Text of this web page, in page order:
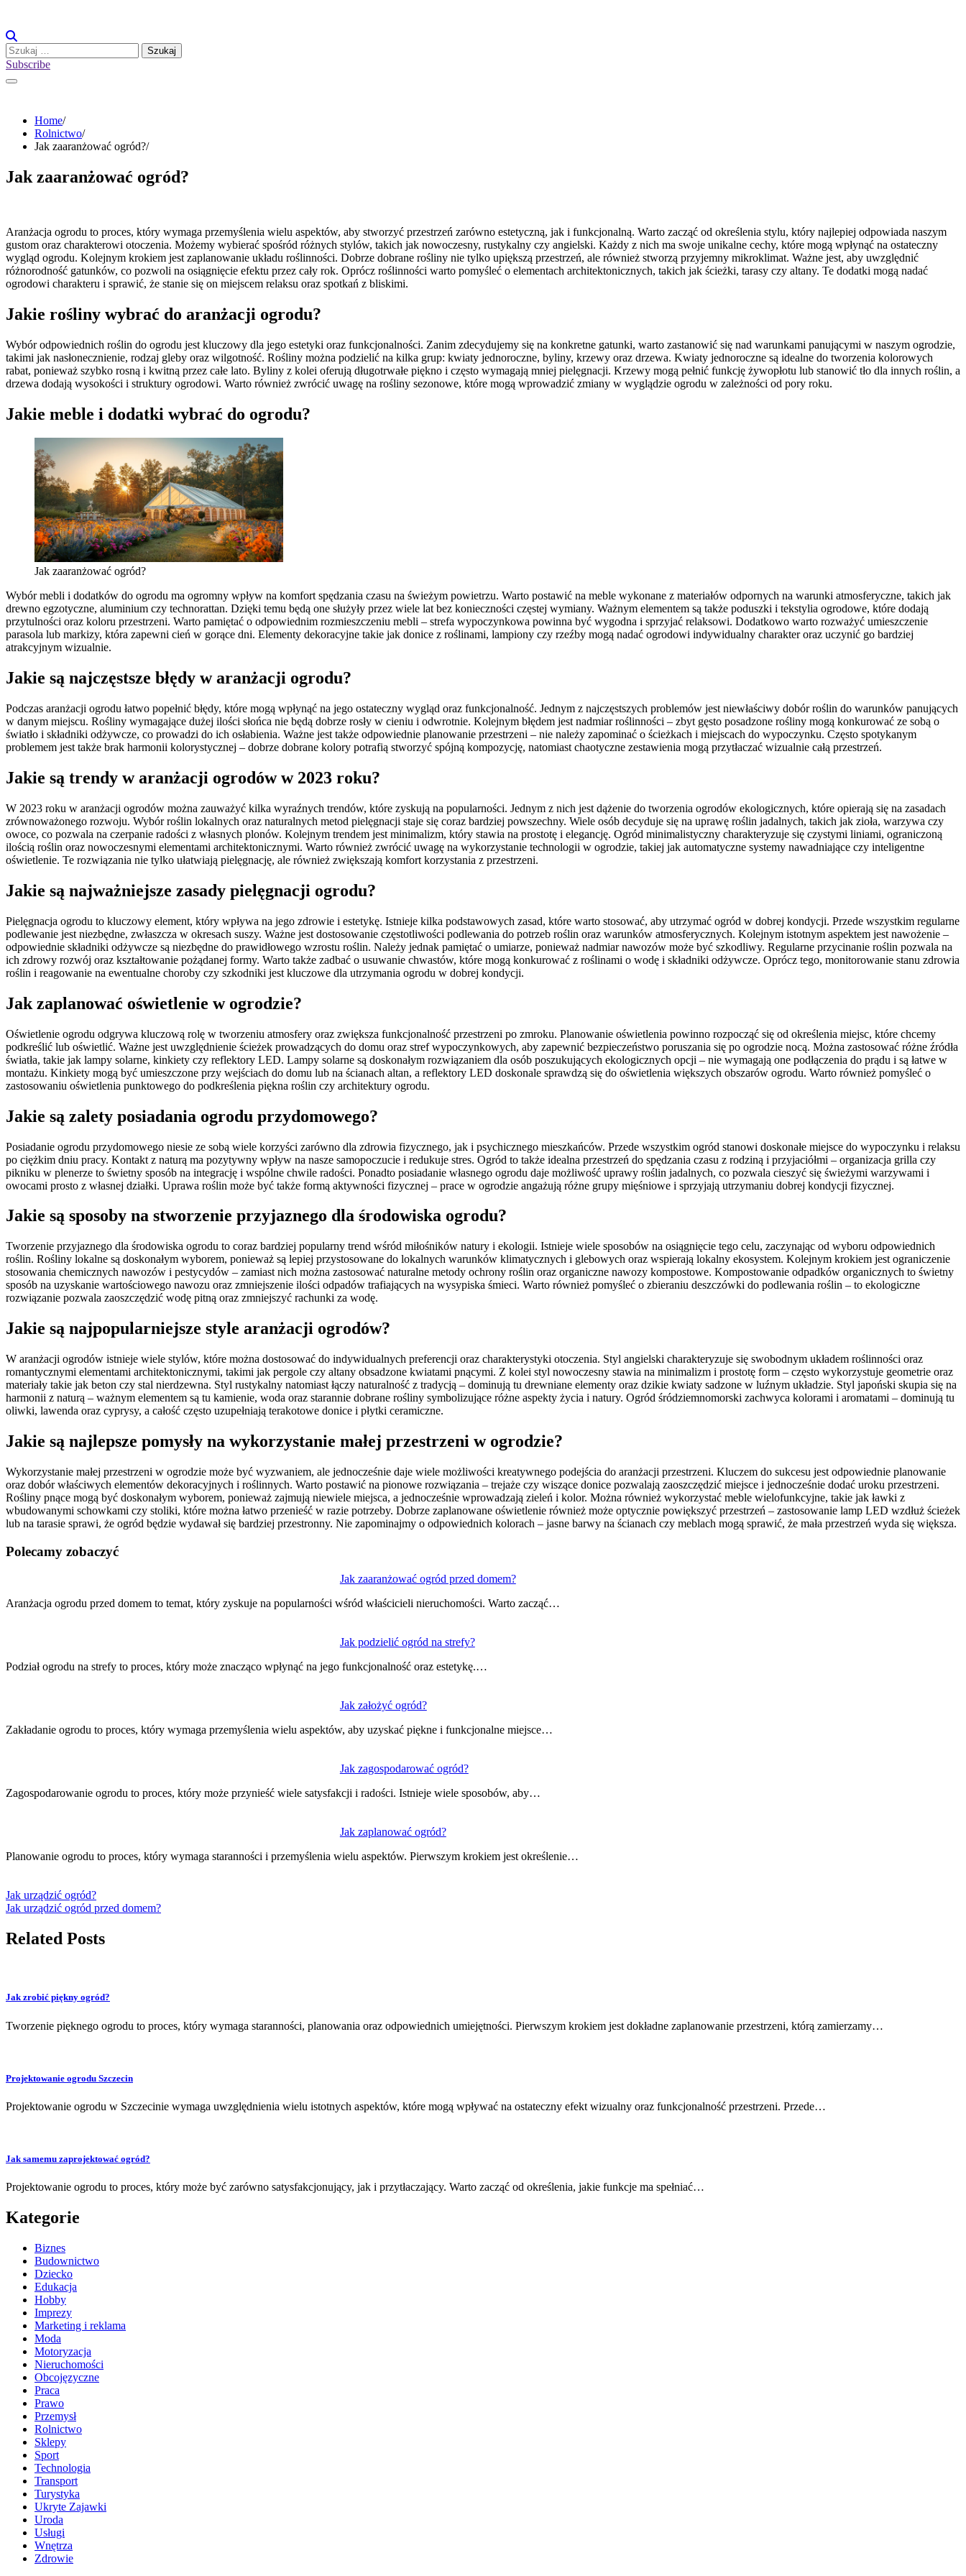
content
Szukaj:
Subscribe
Home
Rolnictwo
Jak zaaranżować ogród?
Jak zaaranżować ogród?
Aranżacja ogrodu to proces, który wymaga przemyślenia wielu aspektów, aby stworzyć przestrzeń zarówno estetyczną, jak i funkcjonalną. Warto zacząć od określenia stylu, który najlepiej odpowiada naszym
gustom oraz charakterowi otoczenia. Możemy wybierać spośród różnych stylów, takich jak nowoczesny, rustykalny czy angielski. Każdy z nich ma swoje unikalne cechy, które mogą wpłynąć na ostateczny
wygląd ogrodu. Kolejnym krokiem jest zaplanowanie układu roślinności. Dobrze dobrane rośliny nie tylko upiększą przestrzeń, ale również stworzą przyjemny mikroklimat. Ważne jest, aby uwzględnić
różnorodność gatunków, co pozwoli na osiągnięcie efektu przez cały rok. Oprócz roślinności warto pomyśleć o elementach architektonicznych, takich jak ścieżki, tarasy czy altany. Te dodatki mogą nadać
ogrodowi charakteru i sprawić, że stanie się on miejscem relaksu oraz spotkań z bliskimi.
Jakie rośliny wybrać do aranżacji ogrodu?
Wybór odpowiednich roślin do ogrodu jest kluczowy dla jego estetyki oraz funkcjonalności. Zanim zdecydujemy się na konkretne gatunki, warto zastanowić się nad warunkami panującymi w naszym ogrodzie,
takimi jak nasłonecznienie, rodzaj gleby oraz wilgotność. Rośliny można podzielić na kilka grup: kwiaty jednoroczne, byliny, krzewy oraz drzewa. Kwiaty jednoroczne są idealne do tworzenia kolorowych
rabat, ponieważ szybko rosną i kwitną przez całe lato. Byliny z kolei oferują długotrwałe piękno i często wymagają mniej pielęgnacji. Krzewy mogą pełnić funkcję żywopłotu lub stanowić tło dla innych roślin, a
drzewa dodają wysokości i struktury ogrodowi. Warto również zwrócić uwagę na rośliny sezonowe, które mogą wprowadzić zmiany w wyglądzie ogrodu w zależności od pory roku.
Jakie meble i dodatki wybrać do ogrodu?
Jak zaaranżować ogród?
Wybór mebli i dodatków do ogrodu ma ogromny wpływ na komfort spędzania czasu na świeżym powietrzu. Warto postawić na meble wykonane z materiałów odpornych na warunki atmosferyczne, takich jak
drewno egzotyczne, aluminium czy technorattan. Dzięki temu będą one służyły przez wiele lat bez konieczności częstej wymiany. Ważnym elementem są także poduszki i tekstylia ogrodowe, które dodają
przytulności oraz koloru przestrzeni. Warto pamiętać o odpowiednim rozmieszczeniu mebli – strefa wypoczynkowa powinna być wygodna i sprzyjać relaksowi. Dodatkowo warto rozważyć umieszczenie
parasola lub markizy, która zapewni cień w gorące dni. Elementy dekoracyjne takie jak donice z roślinami, lampiony czy rzeźby mogą nadać ogrodowi indywidualny charakter oraz uczynić go bardziej
atrakcyjnym wizualnie.
Jakie są najczęstsze błędy w aranżacji ogrodu?
Podczas aranżacji ogrodu łatwo popełnić błędy, które mogą wpłynąć na jego ostateczny wygląd oraz funkcjonalność. Jednym z najczęstszych problemów jest niewłaściwy dobór roślin do warunków panujących
w danym miejscu. Rośliny wymagające dużej ilości słońca nie będą dobrze rosły w cieniu i odwrotnie. Kolejnym błędem jest nadmiar roślinności – zbyt gęsto posadzone rośliny mogą konkurować ze sobą o
światło i składniki odżywcze, co prowadzi do ich osłabienia. Ważne jest także odpowiednie planowanie przestrzeni – nie należy zapominać o ścieżkach i miejscach do wypoczynku. Często spotykanym
problemem jest także brak harmonii kolorystycznej – dobrze dobrane kolory potrafią stworzyć spójną kompozycję, natomiast chaotyczne zestawienia mogą przytłaczać wizualnie całą przestrzeń.
Jakie są trendy w aranżacji ogrodów w 2023 roku?
W 2023 roku w aranżacji ogrodów można zauważyć kilka wyraźnych trendów, które zyskują na popularności. Jednym z nich jest dążenie do tworzenia ogrodów ekologicznych, które opierają się na zasadach
zrównoważonego rozwoju. Wybór roślin lokalnych oraz naturalnych metod pielęgnacji staje się coraz bardziej powszechny. Wiele osób decyduje się na uprawę roślin jadalnych, takich jak zioła, warzywa czy
owoce, co pozwala na czerpanie radości z własnych plonów. Kolejnym trendem jest minimalizm, który stawia na prostotę i elegancję. Ogród minimalistyczny charakteryzuje się czystymi liniami, ograniczoną
ilością roślin oraz nowoczesnymi elementami architektonicznymi. Warto również zwrócić uwagę na wykorzystanie technologii w ogrodzie, takiej jak automatyczne systemy nawadniające czy inteligentne
oświetlenie. Te rozwiązania nie tylko ułatwiają pielęgnację, ale również zwiększają komfort korzystania z przestrzeni.
Jakie są najważniejsze zasady pielęgnacji ogrodu?
Pielęgnacja ogrodu to kluczowy element, który wpływa na jego zdrowie i estetykę. Istnieje kilka podstawowych zasad, które warto stosować, aby utrzymać ogród w dobrej kondycji. Przede wszystkim regularne
podlewanie jest niezbędne, zwłaszcza w okresach suszy. Ważne jest dostosowanie częstotliwości podlewania do potrzeb roślin oraz warunków atmosferycznych. Kolejnym istotnym aspektem jest nawożenie –
odpowiednie składniki odżywcze są niezbędne do prawidłowego wzrostu roślin. Należy jednak pamiętać o umiarze, ponieważ nadmiar nawozów może być szkodliwy. Regularne przycinanie roślin pozwala na
ich zdrowy rozwój oraz kształtowanie pożądanej formy. Warto także zadbać o usuwanie chwastów, które mogą konkurować z roślinami o wodę i składniki odżywcze. Oprócz tego, monitorowanie stanu zdrowia
roślin i reagowanie na ewentualne choroby czy szkodniki jest kluczowe dla utrzymania ogrodu w dobrej kondycji.
Jak zaplanować oświetlenie w ogrodzie?
Oświetlenie ogrodu odgrywa kluczową rolę w tworzeniu atmosfery oraz zwiększa funkcjonalność przestrzeni po zmroku. Planowanie oświetlenia powinno rozpocząć się od określenia miejsc, które chcemy
podkreślić lub oświetlić. Ważne jest uwzględnienie ścieżek prowadzących do domu oraz stref wypoczynkowych, aby zapewnić bezpieczeństwo poruszania się po ogrodzie nocą. Można zastosować różne źródła
światła, takie jak lampy solarne, kinkiety czy reflektory LED. Lampy solarne są doskonałym rozwiązaniem dla osób poszukujących ekologicznych opcji – nie wymagają one podłączenia do prądu i są łatwe w
montażu. Kinkiety mogą być umieszczone przy wejściach do domu lub na ścianach altan, a reflektory LED doskonale sprawdzą się do oświetlenia większych obszarów ogrodu. Warto również pomyśleć o
zastosowaniu oświetlenia punktowego do podkreślenia piękna roślin czy architektury ogrodu.
Jakie są zalety posiadania ogrodu przydomowego?
Posiadanie ogrodu przydomowego niesie ze sobą wiele korzyści zarówno dla zdrowia fizycznego, jak i psychicznego mieszkańców. Przede wszystkim ogród stanowi doskonałe miejsce do wypoczynku i relaksu
po ciężkim dniu pracy. Kontakt z naturą ma pozytywny wpływ na nasze samopoczucie i redukuje stres. Ogród to także idealna przestrzeń do spędzania czasu z rodziną i przyjaciółmi – organizacja grilla czy
pikniku w plenerze to świetny sposób na integrację i wspólne chwile radości. Ponadto posiadanie własnego ogrodu daje możliwość uprawy roślin jadalnych, co pozwala cieszyć się świeżymi warzywami i
owocami prosto z własnej działki. Uprawa roślin może być także formą aktywności fizycznej – prace w ogrodzie angażują różne grupy mięśniowe i sprzyjają utrzymaniu dobrej kondycji fizycznej.
Jakie są sposoby na stworzenie przyjaznego dla środowiska ogrodu?
Tworzenie przyjaznego dla środowiska ogrodu to coraz bardziej popularny trend wśród miłośników natury i ekologii. Istnieje wiele sposobów na osiągnięcie tego celu, zaczynając od wyboru odpowiednich
roślin. Rośliny lokalne są doskonałym wyborem, ponieważ są lepiej przystosowane do lokalnych warunków klimatycznych i glebowych oraz wspierają lokalny ekosystem. Kolejnym krokiem jest ograniczenie
stosowania chemicznych nawozów i pestycydów – zamiast nich można zastosować naturalne metody ochrony roślin oraz organiczne nawozy kompostowe. Kompostowanie odpadków organicznych to świetny
sposób na uzyskanie wartościowego nawozu oraz zmniejszenie ilości odpadów trafiających na wysypiska śmieci. Warto również pomyśleć o zbieraniu deszczówki do podlewania roślin – to ekologiczne
rozwiązanie pozwala zaoszczędzić wodę pitną oraz zmniejszyć rachunki za wodę.
Jakie są najpopularniejsze style aranżacji ogrodów?
W aranżacji ogrodów istnieje wiele stylów, które można dostosować do indywidualnych preferencji oraz charakterystyki otoczenia. Styl angielski charakteryzuje się swobodnym układem roślinności oraz
romantycznymi elementami architektonicznymi, takimi jak pergole czy altany obsadzone kwiatami pnącymi. Z kolei styl nowoczesny stawia na minimalizm i prostotę form – często wykorzystuje geometrie oraz
materiały takie jak beton czy stal nierdzewna. Styl rustykalny natomiast łączy naturalność z tradycją – dominują tu drewniane elementy oraz dzikie kwiaty sadzone w luźnym układzie. Styl japoński skupia się na
harmonii z naturą – ważnym elementem są tu kamienie, woda oraz starannie dobrane rośliny symbolizujące różne aspekty życia i natury. Ogród śródziemnomorski zachwyca kolorami i aromatami – dominują tu
oliwki, lawenda oraz cyprysy, a całość często uzupełniają terakotowe donice i płytki ceramiczne.
Jakie są najlepsze pomysły na wykorzystanie małej przestrzeni w ogrodzie?
Wykorzystanie małej przestrzeni w ogrodzie może być wyzwaniem, ale jednocześnie daje wiele możliwości kreatywnego podejścia do aranżacji przestrzeni. Kluczem do sukcesu jest odpowiednie planowanie
oraz dobór właściwych elementów dekoracyjnych i roślinnych. Warto postawić na pionowe rozwiązania – trejaże czy wiszące donice pozwalają zaoszczędzić miejsce i jednocześnie dodać uroku przestrzeni.
Rośliny pnące mogą być doskonałym wyborem, ponieważ zajmują niewiele miejsca, a jednocześnie wprowadzają zieleń i kolor. Można również wykorzystać meble wielofunkcyjne, takie jak ławki z
wbudowanymi schowkami czy stoliki, które można łatwo przenieść w razie potrzeby. Dobrze zaplanowane oświetlenie również może optycznie powiększyć przestrzeń – zastosowanie lamp LED wzdłuż ścieżek
lub na tarasie sprawi, że ogród będzie wydawał się bardziej przestronny. Nie zapominajmy o odpowiednich kolorach – jasne barwy na ścianach czy meblach mogą sprawić, że mała przestrzeń wyda się większa.
Polecamy zobaczyć
Jak zaaranżować ogród przed domem?
Aranżacja ogrodu przed domem to temat, który zyskuje na popularności wśród właścicieli nieruchomości. Warto zacząć…
Jak podzielić ogród na strefy?
Podział ogrodu na strefy to proces, który może znacząco wpłynąć na jego funkcjonalność oraz estetykę.…
Jak założyć ogród?
Zakładanie ogrodu to proces, który wymaga przemyślenia wielu aspektów, aby uzyskać piękne i funkcjonalne miejsce…
Jak zagospodarować ogród?
Zagospodarowanie ogrodu to proces, który może przynieść wiele satysfakcji i radości. Istnieje wiele sposobów, aby…
Jak zaplanować ogród?
Planowanie ogrodu to proces, który wymaga staranności i przemyślenia wielu aspektów. Pierwszym krokiem jest określenie…
wpisu
Jak urządzić ogród?
Jak urządzić ogród przed domem?
Related Posts
Jak zrobić piękny ogród?
Tworzenie pięknego ogrodu to proces, który wymaga staranności, planowania oraz odpowiednich umiejętności. Pierwszym krokiem jest dokładne zaplanowanie przestrzeni, którą zamierzamy…
Projektowanie ogrodu Szczecin
Projektowanie ogrodu w Szczecinie wymaga uwzględnienia wielu istotnych aspektów, które mogą wpływać na ostateczny efekt wizualny oraz funkcjonalność przestrzeni. Przede…
Jak samemu zaprojektować ogród?
Projektowanie ogrodu to proces, który może być zarówno satysfakcjonujący, jak i przytłaczający. Warto zacząć od określenia, jakie funkcje ma spełniać…
Kategorie
Biznes
Budownictwo
Dziecko
Edukacja
Hobby
Imprezy
Marketing i reklama
Moda
Motoryzacja
Nieruchomości
Obcojęzyczne
Praca
Prawo
Przemysł
Rolnictwo
Sklepy
Sport
Technologia
Transport
Turystyka
Ukryte Zajawki
Uroda
Usługi
Wnętrza
Zdrowie